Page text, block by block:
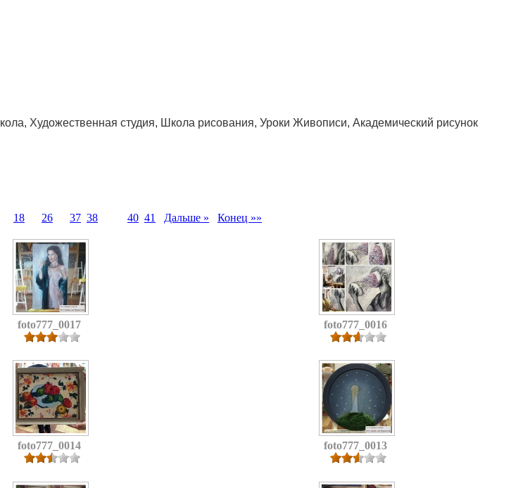
Художественная студия, Школа рисования, Уроки Живописи, Академический рисунок
18 26 37 38 40 41 Дальше » Конец »»
foto777_0017 foto777_0016
foto777_0014 foto777_0013